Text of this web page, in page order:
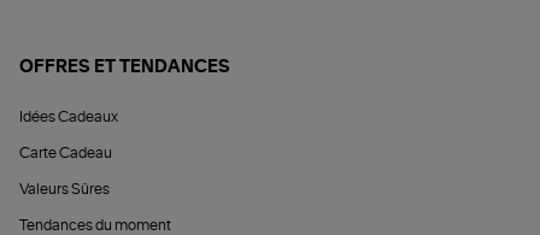
OFFRES ET TENDANCES
Idées Cadeaux
Carte Cadeau
Valeurs Sûres
Tendances du moment